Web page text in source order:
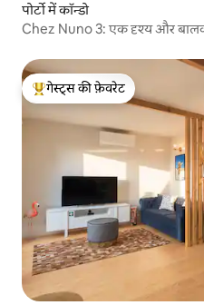
पोर्टो में कॉन्डो
Chez Nuno 3: एक दृश्य और
गेस्ट्स का टॉप फ़ेवरेट
गेस्ट्स की फ़ेवरेट